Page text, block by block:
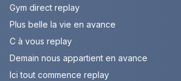
Gym direct replay
Plus belle la vie en avance
C à vous replay
Demain nous appartient en avance
Ici tout commence replay